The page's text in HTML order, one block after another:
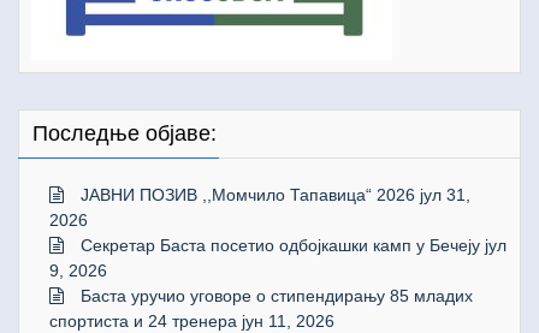
Последње објаве:
ЈАВНИ ПОЗИВ ,,Момчило Тапавица“ 2026 јул 31,
2026
Секретар Баста посетио одбојкашки камп у Бечеју јул
9, 2026
Баста уручио уговоре о стипендирању 85 младих
спортиста и 24 тренера јун 11, 2026